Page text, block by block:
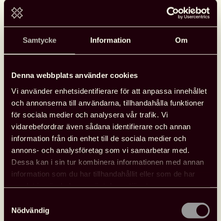
Samtycke Information Om
Denna webbplats använder cookies
Vi använder enhetsidentifierare för att anpassa innehållet
och annonserna till användarna, tillhandahålla funktioner
för sociala medier och analysera vår trafik. Vi
vidarebefordrar även sådana identifierare och annan
information från din enhet till de sociala medier och
annons- och analysföretag som vi samarbetar med.
Dessa kan i sin tur kombinera informationen med annan
information som du har tillhandahållit eller som de har
Nödvändig